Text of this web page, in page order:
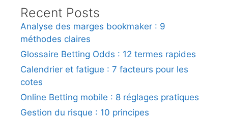
Recent Posts
Analyse des marges bookmaker : 9
méthodes claires
Glossaire Betting Odds : 12 termes rapides
Calendrier et fatigue : 7 facteurs pour les
cotes
Online Betting mobile : 8 réglages pratiques
Gestion du risque : 10 principes